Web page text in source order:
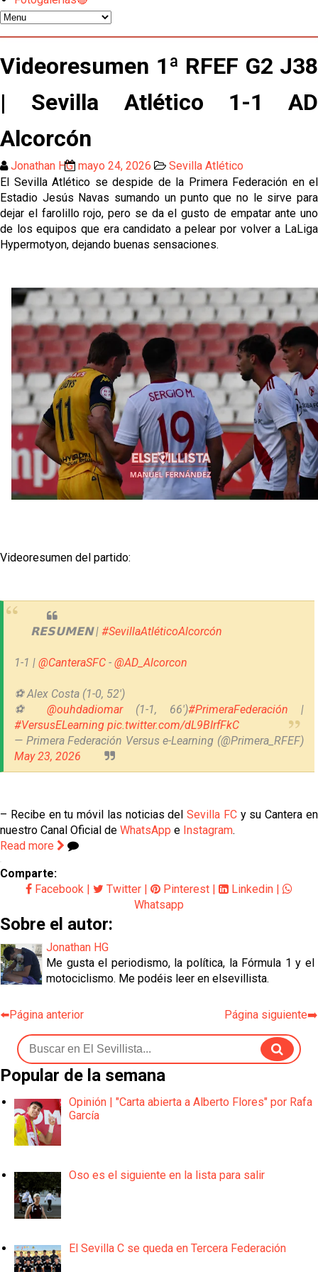
exigente choque ante el Bayer Leverkusen
El Sevilla pone sus ojos en Ellyes Skhiri
Patrick Mercado no jugará en el Sevilla FC
El Sevilla FC pregunta al Atlético de Madrid por la
situación de Iker Luque
Nico Guillén:"Es importante que el equipo sea una
familia y se refleje en el campo"
Miguel Sierra: La temporada pasada se vio
reflejado que podemos tirar para delante y
trabajamos con ilusión
Diomande ya es madridista mientras Rodri agita el
mercado
El Levante UD no descarta vender a Carlos Álvarez
El Sevilla FC trabaja en la contratación de George
Ilenikhena
Joan Jordán podría tener al Estrela Amadora como
Videoresumen 1ª RFEF G2 J38
| Sevilla Atlético 1-1 AD
Alcorcón
Jonathan HG mayo 24, 2026
Sevilla Atlético
El Sevilla Atlético se despide de la Primera Federación en el
Estadio Jesús Navas sumando un punto que no le sirve para
dejar el farolillo rojo, pero se da el gusto de empatar ante uno
de los equipos que era candidato a pelear por volver a LaLiga
Hypermotyon, dejando buenas sensaciones.
Videoresumen del partido:
𝗥𝗘𝗦𝗨𝗠𝗘𝗡 | #SevillaAtléticoAlcorcón
1-1 | @CanteraSFC - @AD_Alcorcon
⚽ Alex Costa (1-0, 52')
⚽ @ouhdadiomar(1-1, 66')#PrimeraFederación |
#VersusELearning pic.twitter.com/dL9BIrfFkC
— Primera Federación Versus e-Learning (@Primera_RFEF)
May 23, 2026
– Recibe en tu móvil las noticias delSevilla FCy su Cantera en
nuestro Canal Oficial de WhatsApp e Instagram.
Read more
Comparte:
Facebook | Twitter | Pinterest | Linkedin |
Whatsapp
Sobre el autor:
Jonathan HG
Me gusta el periodismo, la política, la Fórmula 1 y el
motociclismo. Me podéis leer en elsevillista.
⬅️Página anterior Página siguiente➡️
Popular de la semana
Opinión | "Carta abierta a Alberto Flores" por Rafa
García
Oso es el siguiente en la lista para salir
El Sevilla C se queda en Tercera Federación